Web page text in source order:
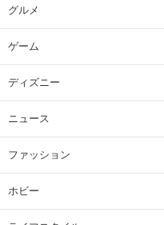
グルメ
ゲーム
ディズニー
ニュース
ファッション
ホビー